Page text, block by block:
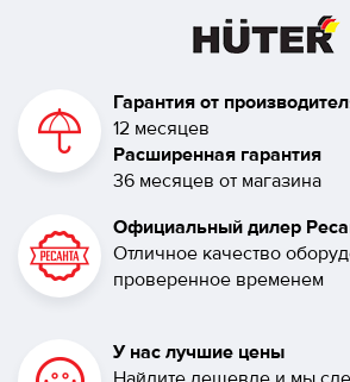
Гарантия от
12 месяцев
Расширенная гарантия
36 месяцев от магазина
Официальный дилер
Отличное качество
проверенное временем
У нас лучшие цены